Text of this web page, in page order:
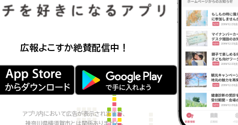
広報よこすか絶賛配信中！
アプリ内において広告が表示されますが、
神奈川県横須賀市とは関係ありません。